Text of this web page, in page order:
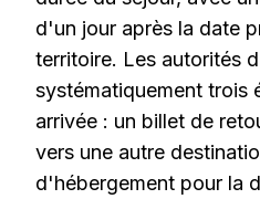
d'un jour après la date
territoire. Les autorités
systématiquement trois
arrivée : un billet de
vers une autre
d'hébergement pour la